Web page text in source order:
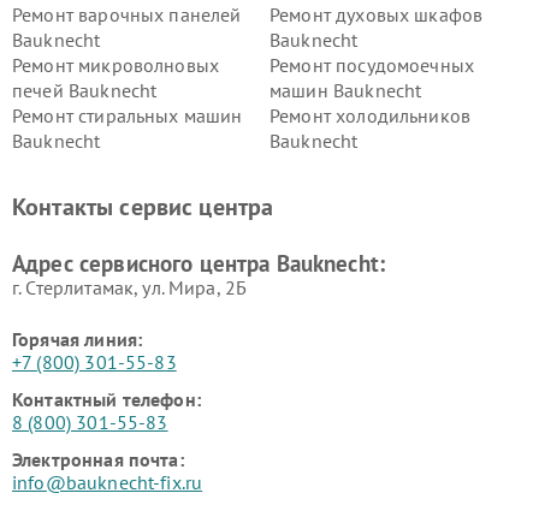
Ремонт варочных панелей
Bauknecht
Ремонт духовых шкафов
Bauknecht
Ремонт микроволновых
печей Bauknecht
Ремонт посудомоечных
машин Bauknecht
Ремонт стиральных машин
Bauknecht
Ремонт холодильников
Bauknecht
Контакты сервис центра
Адрес сервисного центра Bauknecht:
г. Стерлитамак, ул. Мира, 2Б
Горячая линия:
+7 (800) 301-55-83
Контактный телефон:
8 (800) 301-55-83
Электронная почта:
info@bauknecht-fix.ru